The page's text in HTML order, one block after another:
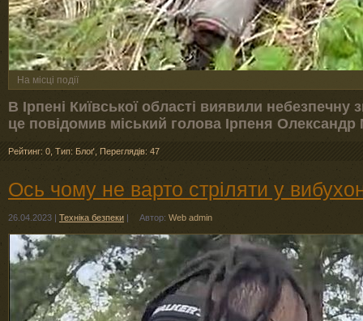
На місці події
В Ірпені Київської області виявили
це повідомив міський голова Ірпеня
Рейтинг: 0 Тип: Блоґ Переглядів: 47
Ось чому не варто стріляти у
26.04.2023 | Техніка безпеки | Автор: Web admin